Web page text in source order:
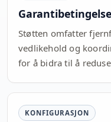
Støtten omfatter
vedlikehold og
for å bidra til å
KONFIGURASJON